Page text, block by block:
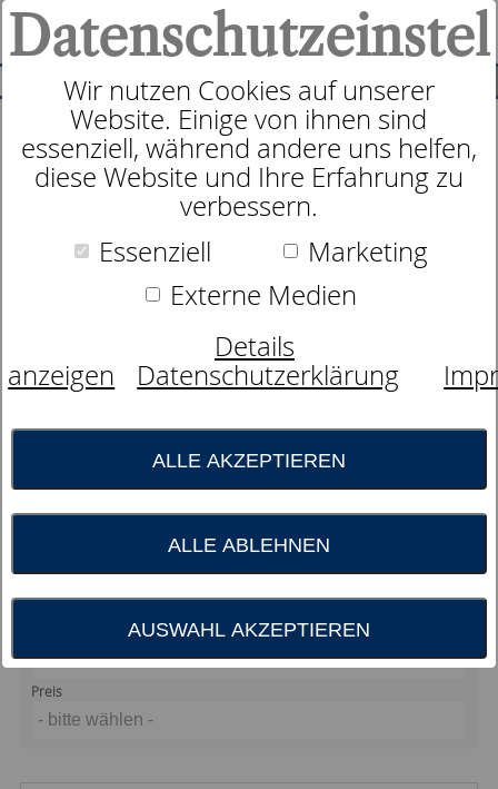
SUCHE
0
Produkte Textilien dormabell Matratzenauflagen
6 Produkte
dormabell
Matratzenauflagen
dormabell Matratzenauflagen schützen Ihre
Matratze ideal und sind eine gute
Ergänzung zu waschbaren
Matratzenbezügen.
- bitte wählen -
Füllung
Größe
- bitte wählen -
Beliebtheit
Preis
- bitte wählen -
Wir nutzen Cookies auf unserer
Website. Einige von ihnen sind
essenziell, während andere uns helfen,
diese Website und Ihre Erfahrung zu
verbessern.
Essenziell
Marketing
Externe Medien
Details
anzeigen
Datenschutzerklärung
ALLE AKZEPTIEREN
ALLE ABLEHNEN
AUSWAHL AKZEPTIEREN